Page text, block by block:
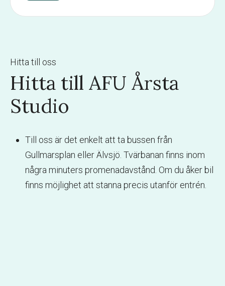
Hitta till oss
Hitta till AFU Årsta
Studio
Till oss är det enkelt att ta bussen från
Gullmarsplan eller Älvsjö. Tvärbanan finns inom
några minuters promenadavstånd. Om du åker bil
finns möjlighet att stanna precis utanför entrén.